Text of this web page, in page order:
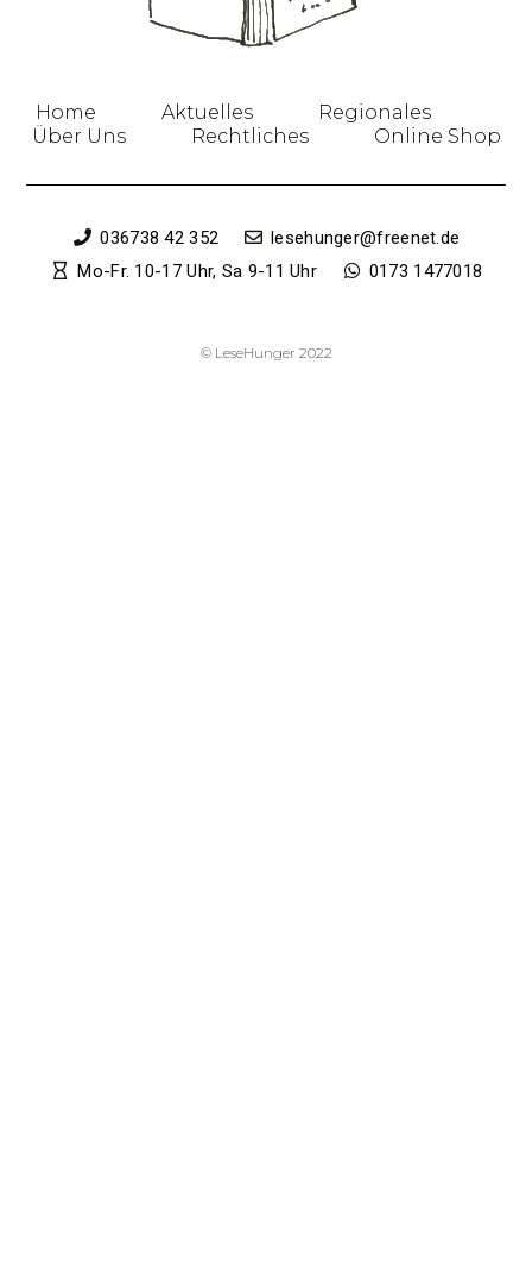
Home Aktuelles
Regionales
Über Uns
Rechtliches Online Shop
036738 42 352
lesehunger@freenet.de
Mo-Fr. 10-17 Uhr, Sa 9-11 Uhr
0173 1477018
© LeseHunger 2022